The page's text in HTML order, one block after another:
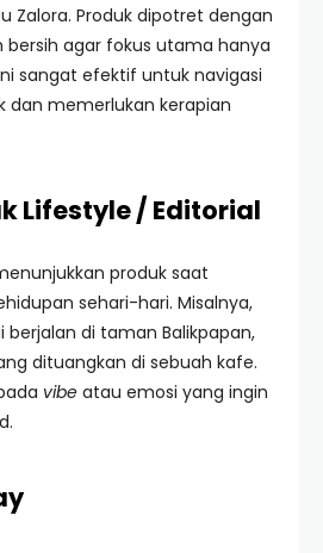
Zalora. Produk dipotret dengan
bersih agar fokus utama hanya
sangat efektif untuk navigasi
dan memerlukan kerapian
Lifestyle / Editorial
produk saat
sehari-hari. Misalnya,
berjalan di taman Balikpapan,
dituangkan di sebuah kafe.
vibe atau emosi yang ingin